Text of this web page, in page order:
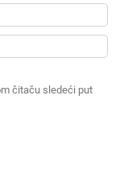
čitaču sledeći put